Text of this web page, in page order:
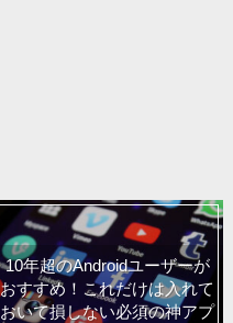
10年超のAndroidユーザーが
おすすめ！これだけは入れて
おいて損しない必須の神アプ